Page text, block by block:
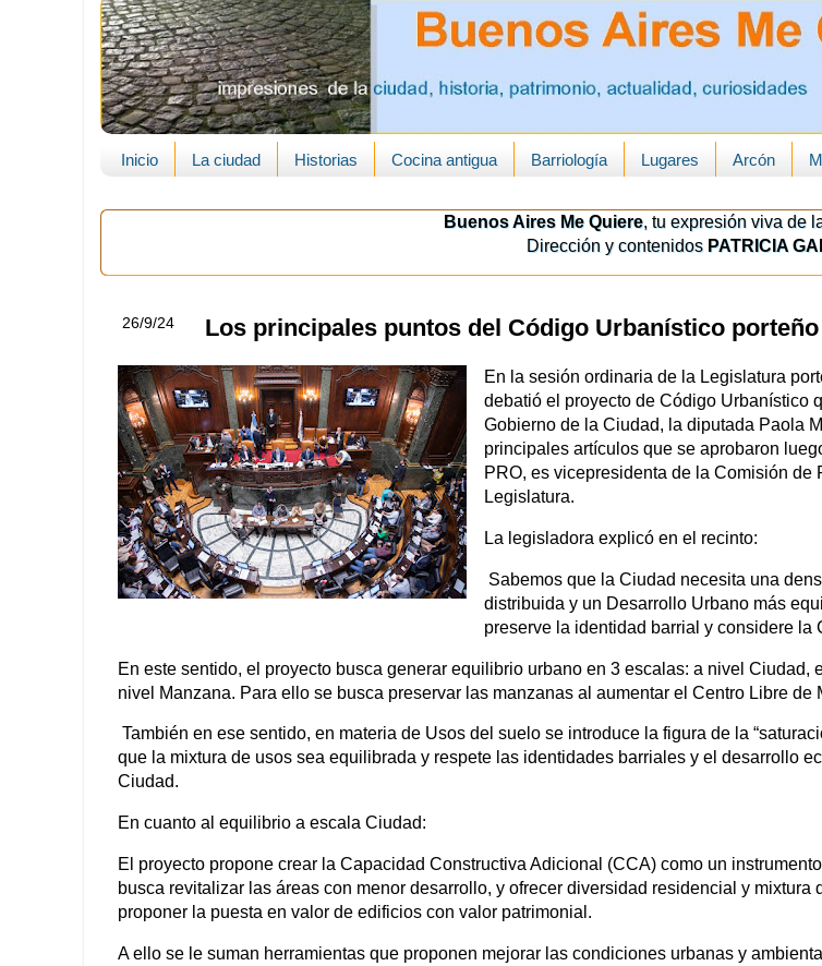
Inicio La ciudad Historias Cocina antigua Barriología Lugares Arcón
Buenos Aires Me Quiere, tu expresión viva de
Dirección y contenidos PATRICIA
26/9/24 Los principales puntos del Código Urbanístico porteño
En la sesión ordinaria de la Legislatura
debatió el proyecto de Código Urbanístico
Gobierno de la Ciudad, la diputada Paola
principales artículos que se aprobaron
PRO, es vicepresidenta de la Comisión de
Legislatura.
La legisladora explicó en el recinto:
Sabemos que la Ciudad necesita una
distribuida y un Desarrollo Urbano más
preserve la identidad barrial y considere la
En este sentido, el proyecto busca generar equilibrio urbano en 3 escalas: a nivel Ciudad,
nivel Manzana. Para ello se busca preservar las manzanas al aumentar el Centro Libre de
También en ese sentido, en materia de Usos del suelo se introduce la figura de la
que la mixtura de usos sea equilibrada y respete las identidades barriales y el desarrollo
Ciudad.
En cuanto al equilibrio a escala Ciudad:
El proyecto propone crear la Capacidad Constructiva Adicional (CCA) como un
busca revitalizar las áreas con menor desarrollo, y ofrecer diversidad residencial y mixtura
proponer la puesta en valor de edificios con valor patrimonial.
A ello se le suman herramientas que proponen mejorar las condiciones urbanas y